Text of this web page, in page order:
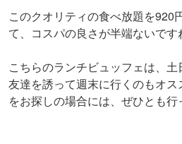
このクオリティの食べ放題を920
て、コスパの良さが半端ないです
こちらのランチビュッフェは、土
友達を誘って週末に行くのもオ
をお探しの場合には、ぜひとも行